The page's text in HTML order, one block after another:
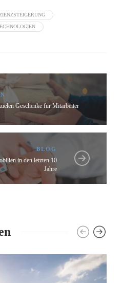
Geschenke für Mitarbeiter
BLOG
in den letzten 10
Jahre